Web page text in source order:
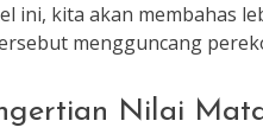
ini, kita akan membahas
mengguncang
Nilai